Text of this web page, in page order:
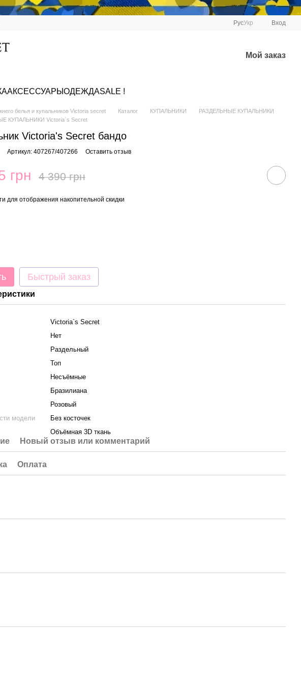
РусУкр Вход
Мой заказ
АКСЕССУАРЫ ОДЕЖДАSALE !
белья и купальников Victoria secret Каталог КУПАЛЬНИКИ
РАЗДЕЛЬНЫЕ КУПАЛЬНИКИ
КУПАЛЬНИКИ Victoria`s Secret
Victoria's Secret бандо
Артикул: 407267/407266 Оставить отзыв
грн 4 390 грн
для отображения накопительной скидки
Быстрый заказ
Victoria`s Secret
Нет
Раздельный
Топ
Несъёмные
Бразилиана
Розовый
модели
Без косточек
Объёмная 3D ткань
Новый отзыв или комментарий
Оплата